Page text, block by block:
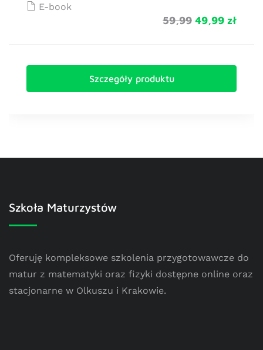
E-book
59,99 49,99 zł
Szczegóły produktu
Szkoła Maturzystów
Oferuję kompleksowe szkolenia przygotowawcze do
matur z matematyki oraz fizyki dostępne online oraz
stacjonarne w Olkuszu i Krakowie.